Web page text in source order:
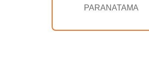
PARANATAMA